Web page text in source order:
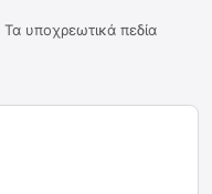
Τα υποχρεωτικά πεδία